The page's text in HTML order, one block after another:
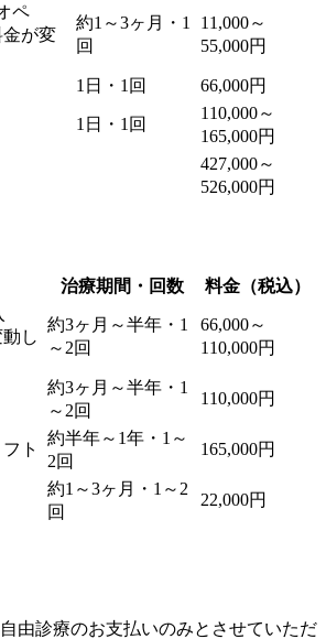
ペ
金が変
約1～3ヶ月・1
回
11,000～
55,000円
1日・1回 66,000円
1日・1回
110,000～
165,000円
427,000～
526,000円
治療期間・回数
料金（税込）
し
約3ヶ月～半年・1
～2回
66,000～
110,000円
約3ヶ月～半年・1
～2回
110,000円
ト
約半年～1年・1～
2回
165,000円
約1～3ヶ月・1～2
回
22,000円
由診療のお支払いのみとさせていただ